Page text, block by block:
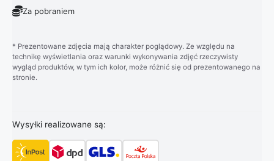
Za pobraniem
* Prezentowane zdjęcia mają charakter poglądowy. Ze względu na
technikę wyświetlania oraz warunki wykonywania zdjęć rzeczywisty
wygląd produktów, w tym ich kolor, może różnić się od prezentowanego na
stronie.
Wysyłki realizowane są: